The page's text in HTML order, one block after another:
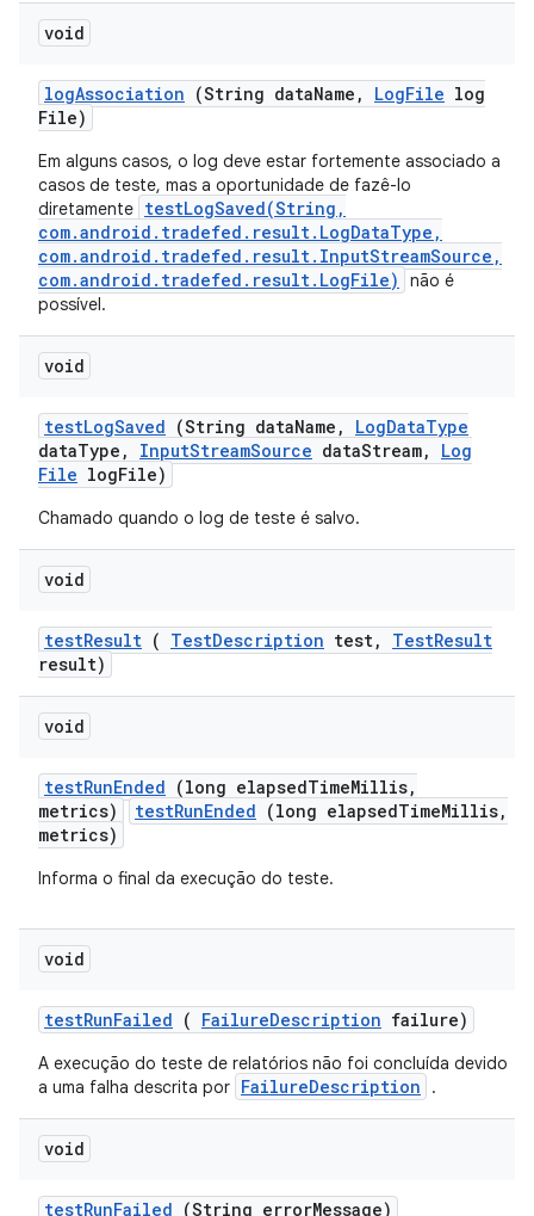
void
logAssociation (String dataName , LogFile log
File)
Em alguns casos, o log deve estar fortemente associado a
casos de teste, mas a oportunidade de fazê-lo
diretamente testLogSaved(String,
com.android.tradefed.result.LogDataType,
com.android.tradefed.result.InputStreamSource,
com.android.tradefed.result.LogFile)
não é
possível.
void
testLogSaved (String dataName , LogDataType
dataType , InputStreamSource dataStream,
Log
File logFile)
Chamado quando o log de teste é salvo.
void
testResult ( TestDescription test, TestResult
result)
void
testRunEnded (long elapsedTimeMillis,
metrics)
testRunEnded (long elapsedTimeMillis,
metrics)
Informa o final da execução do teste.
void
testRunFailed ( FailureDescription failure)
A execução do teste de relatórios não foi concluída devido
a uma falha descrita por FailureDescription .
void
testRunFailed (String errorMessage)